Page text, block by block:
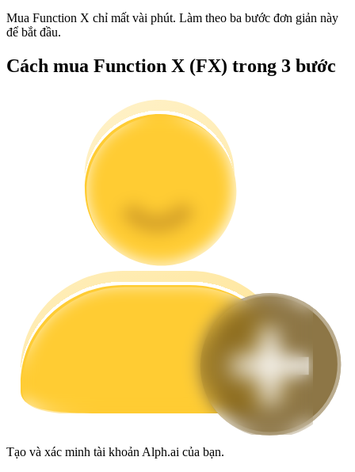
Phân tích dữ liệu lớn bao gồm thông tin giao dịch, v.v.
Hướng dẫn
Hướng dẫn giao dịch Spot
Mua Function X chỉ mất vài phút. Làm theo ba bước đơn giản này
để bắt đầu.
Cách mua Function X (FX) trong 3 bước
Tạo và xác minh tài khoản Alph.ai của bạn.